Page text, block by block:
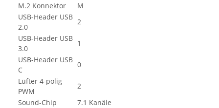
M.2 Konnektor
M
USB-Header USB
2.0
2
USB-Header USB
3.0
1
USB-Header USB
C
0
Lüfter 4-polig
PWM
2
Sound-Chip
7.1 Kanäle